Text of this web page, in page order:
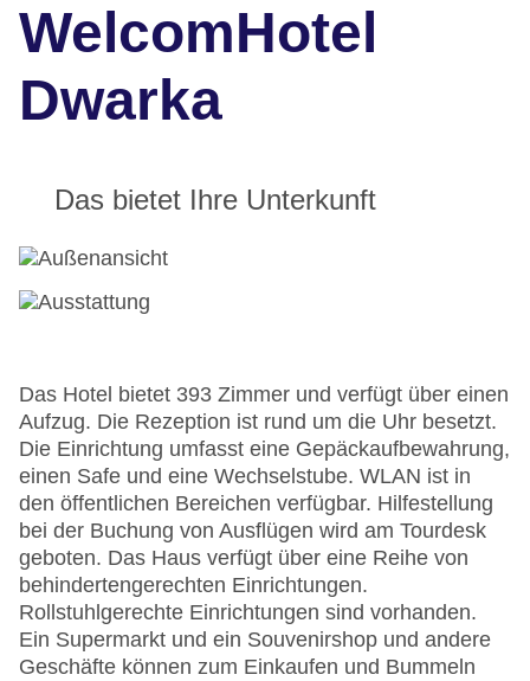
WelcomHotel
Dwarka
Das bietet Ihre Unterkunft
Das Hotel bietet 393 Zimmer und verfügt über einen
Aufzug. Die Rezeption ist rund um die Uhr besetzt.
Die Einrichtung umfasst eine Gepäckaufbewahrung,
einen Safe und eine Wechselstube. WLAN ist in
den öffentlichen Bereichen verfügbar. Hilfestellung
bei der Buchung von Ausflügen wird am Tourdesk
geboten. Das Haus verfügt über eine Reihe von
behindertengerechten Einrichtungen.
Rollstuhlgerechte Einrichtungen sind vorhanden.
Ein Supermarkt und ein Souvenirshop und andere
Geschäfte können zum Einkaufen und Bummeln